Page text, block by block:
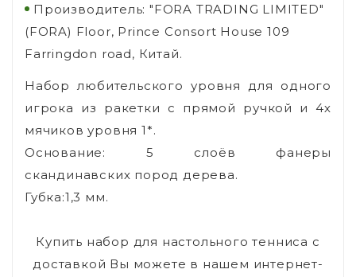
Производитель: "FORA TRADING LIMITED"
(FORA) Floor, Prince Consort House 109
Farringdon road, Китай.
Набор любительского уровня для одного
игрока из ракетки с прямой ручкой и 4х
мячиков уровня 1*.
Основание: 5 слоёв фанеры
скандинавских пород дерева.
Губка:1,3 мм.
Купить набор для настольного тенниса с
доставкой Вы можете в нашем интернет-